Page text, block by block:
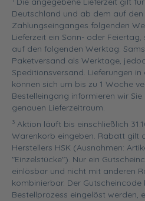
Deutschland und ab dem auf den
Zahlungseinganges folgenden
Lieferzeit ein Sonn- oder
auf den folgenden Werktag.
Paketversand als Werktage,
Speditionsversand. Lieferungen
können sich um bis zu 1 Woche
Bestelleingang informieren wir
genauen Lieferzeitraum.
3 Aktion läuft bis einschließlich
Warenkorb eingeben. Rabatt gilt
Herstellers HSK (Ausnahmen:
"Einzelstücke"). Nur ein
einlösbar und nicht mit anderen
kombinierbar. Der Gutscheincode
Bestellprozess eingelöst werden,